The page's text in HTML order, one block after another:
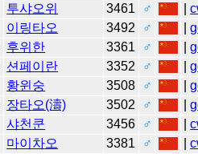
투샤오위 3461 ♂ |
이링타오 3492 ♂ |
후위한 3361 ♂ |
션페이란 3352 ♂ |
황윈숭 3508 ♂ |
장타오(濤) 3502 ♂ |
샤천쿤 3456 ♂ |
마이차오 3381 ♂ |